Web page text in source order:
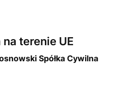
terenie UE
Spółka Cywilna